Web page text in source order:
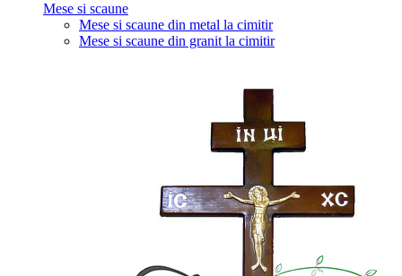
Mese si scaune
Mese si scaune din metal la cimitir
Mese si scaune din granit la cimitir